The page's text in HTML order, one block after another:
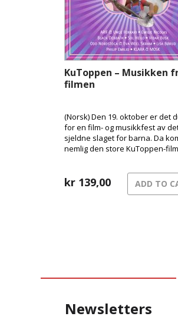
KuToppen – Musikken
filmen
(Norsk) Den 19. oktober er det
for en film- og musikkfest av
sjeldne slaget for barna. Da
nemlig den store KuToppen-
bråte kjente artister!
kr 139,00 ADD TO
Newsletters